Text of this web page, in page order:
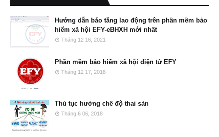
Hướng dẫn báo tăng lao động trên phần mềm bảo
hiểm xã hội EFY-eBHXH mới nhất
Tháng 12 16, 2021
Phần mềm bảo hiểm xã hội điện tử EFY
Tháng 12 17, 2018
Thủ tục hưởng chế độ thai sản
Tháng 6 06, 2018